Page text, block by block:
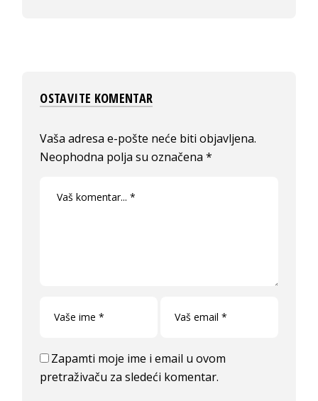
OSTAVITE KOMENTAR
Vaša adresa e-pošte neće biti objavljena.
Neophodna polja su označena*
Zapamti moje ime i email u ovom
pretraživaču za sledeći komentar.